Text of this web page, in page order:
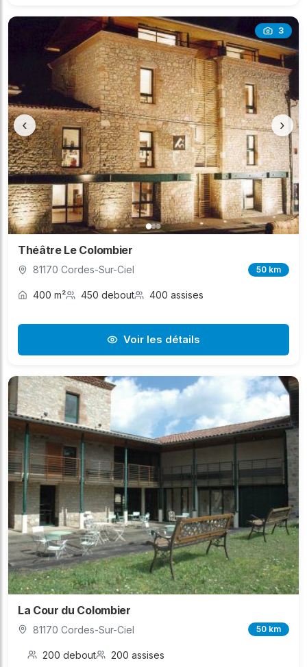
3
‹ ›
Théâtre Le Colombier
81170 Cordes-Sur-Ciel 50 km
400 m² 450 debout 400 assises
Voir les détails
La Cour du Colombier
81170 Cordes-Sur-Ciel 50 km
200 debout 200 assises